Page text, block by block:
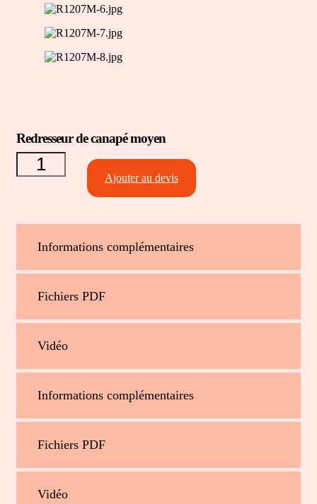
Redresseur de canapé moyen
quantité de
Redresseur
de canapé
Ajouter au devis
Informations complémentaires
Fichiers PDF
Vidéo
Informations complémentaires
Fichiers PDF
Vidéo